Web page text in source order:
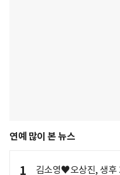
연예 많이 본 뉴스
1
김소영♥오상진, 생후